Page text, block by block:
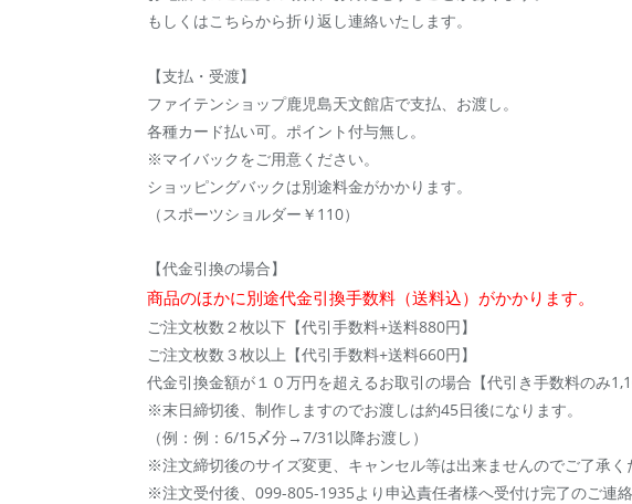
もしくはこちらから折り返し連絡いたします。
【支払・受渡】
ファイテンショップ鹿児島天文館店で支払、お渡し。
各種カード払い可。ポイント付与無し。
※マイバックをご用意ください。
ショッピングバックは別途料金がかかります。
（スポーツショルダー￥110）
【代金引換の場合】
商品のほかに別途代金引換手数料（送料込）がかかります。
ご注文枚数２枚以下【代引手数料+送料880円】
ご注文枚数３枚以上【代引手数料+送料660円】
代金引換金額が１０万円を超えるお取引の場合【代引き手数料のみ
※末日締切後、制作しますのでお渡しは約45日後になります。
（例：例：6/15〆分→7/31以降お渡し）
※注文締切後のサイズ変更、キャンセル等は出来ませんのでご了承く
※注文受付後、099-805-1935より申込責任者様へ受付け完了のご連絡